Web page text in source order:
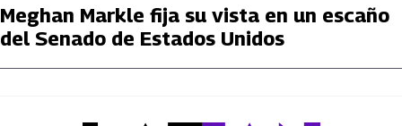
Meghan Markle fija su vista en un escaño
del Senado de Estados Unidos